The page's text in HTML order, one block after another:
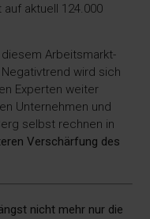
aktuell 124.000
Arbeitsmarkt-
wird sich
Experten weiter
Unternehmen und
selbst rechnen in
Verschärfung des
nicht mehr nur die